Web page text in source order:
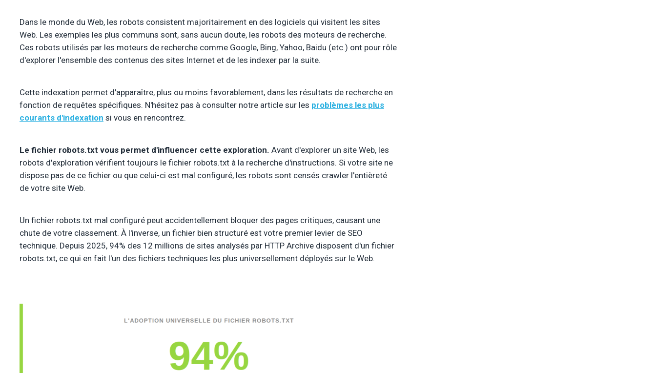
Dans le monde du Web, les robots consistent majoritairement en des logiciels qui visitent les sites
Web. Les exemples les plus communs sont, sans aucun doute, les robots des moteurs de recherche.
Ces robots utilisés par les moteurs de recherche comme Google, Bing, Yahoo, Baidu (etc.) ont pour rôle
d'explorer l'ensemble des contenus des sites Internet et de les indexer par la suite.
Cette indexation permet d'apparaître, plus ou moins favorablement, dans les résultats de recherche en
fonction de requêtes spécifiques. N'hésitez pas à consulter notre article sur les problèmes les plus
courants d'indexation si vous en rencontrez.
Le fichier robots.txt vous permet d'influencer cette exploration. Avant d'explorer un site Web, les
robots d'exploration vérifient toujours le fichier robots.txt à la recherche d'instructions. Si votre site ne
dispose pas de ce fichier ou que celui-ci est mal configuré, les robots sont censés crawler l'entièreté
de votre site Web.
Un fichier robots.txt mal configuré peut accidentellement bloquer des pages critiques, causant une
chute de votre classement. À l'inverse, un fichier bien structuré est votre premier levier de SEO
technique. Depuis 2025, 94% des 12 millions de sites analysés par HTTP Archive disposent d'un fichier
robots.txt, ce qui en fait l'un des fichiers techniques les plus universellement déployés sur le Web.